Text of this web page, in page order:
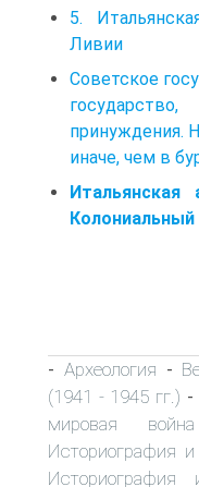
5.
Ливии
Советское
принуждения.
иначе, чем в
Итальянская
- Археология -
(1941 - 1945 гг.) -
мировая война
Историография
Историография